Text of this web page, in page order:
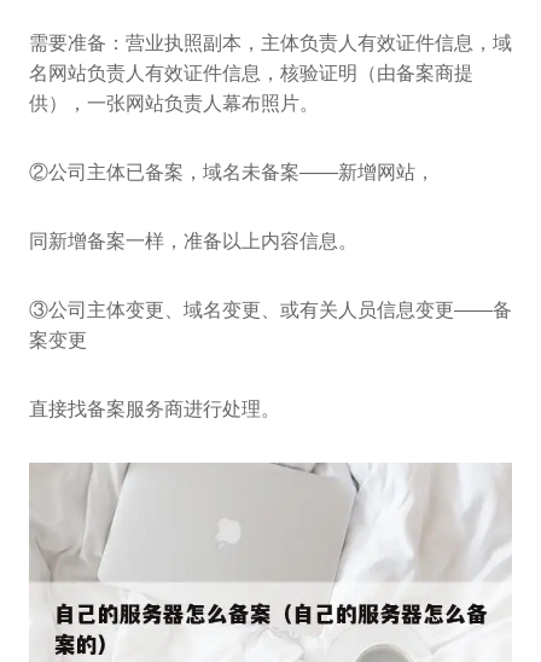
需要准备：营业执照副本，主体负责人有效证件信息，域
名网站负责人有效证件信息，核验证明（由备案商提
供），一张网站负责人幕布照片。
②公司主体已备案，域名未备案——新增网站，
同新增备案一样，准备以上内容信息。
③公司主体变更、域名变更、或有关人员信息变更——备
案变更
直接找备案服务商进行处理。